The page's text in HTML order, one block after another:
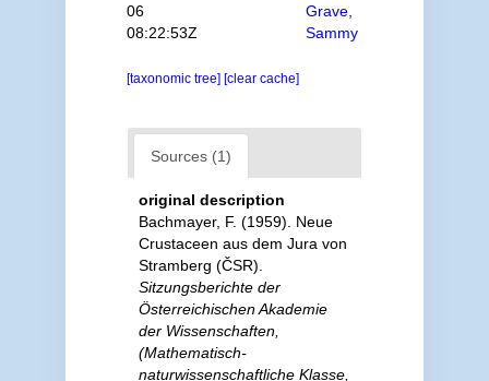
06
08:22:53Z
Grave,
Sammy
[taxonomic tree] [clear cache]
Sources (1)
original description
Bachmayer, F. (1959). Neue
Crustaceen aus dem Jura von
Stramberg (ČSR).
Sitzungsberichte der
Österreichischen Akademie
der Wissenschaften,
(Mathematisch-
naturwissenschaftliche Klasse,